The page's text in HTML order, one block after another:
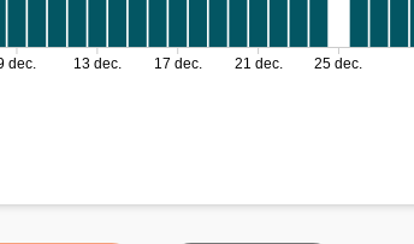
dec. 13 dec. 17 dec. 21 dec. 25 dec.